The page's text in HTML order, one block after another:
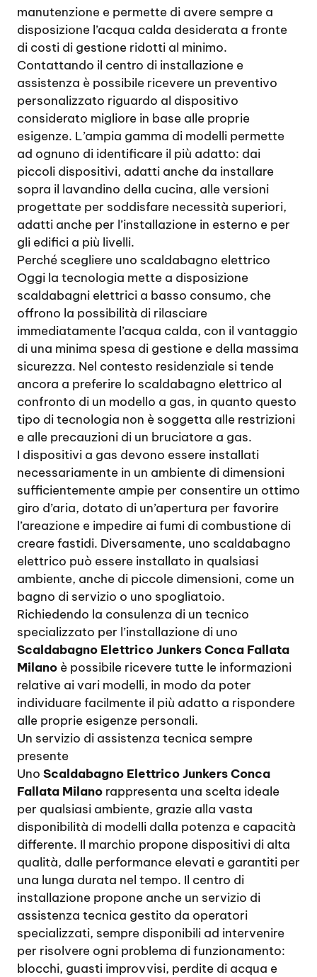
manutenzione e permette di avere sempre a
disposizione l’acqua calda desiderata a fronte
di costi di gestione ridotti al minimo.
Contattando il centro di installazione e
assistenza è possibile ricevere un preventivo
personalizzato riguardo al dispositivo
considerato migliore in base alle proprie
esigenze. L’ampia gamma di modelli permette
ad ognuno di identificare il più adatto: dai
piccoli dispositivi, adatti anche da installare
sopra il lavandino della cucina, alle versioni
progettate per soddisfare necessità superiori,
adatti anche per l’installazione in esterno e per
gli edifici a più livelli.
Perché scegliere uno scaldabagno elettrico
Oggi la tecnologia mette a disposizione
scaldabagni elettrici a basso consumo, che
offrono la possibilità di rilasciare
immediatamente l’acqua calda, con il vantaggio
di una minima spesa di gestione e della massima
sicurezza. Nel contesto residenziale si tende
ancora a preferire lo scaldabagno elettrico al
confronto di un modello a gas, in quanto questo
tipo di tecnologia non è soggetta alle restrizioni
e alle precauzioni di un bruciatore a gas.
I dispositivi a gas devono essere installati
necessariamente in un ambiente di dimensioni
sufficientemente ampie per consentire un ottimo
giro d’aria, dotato di un’apertura per favorire
l’areazione e impedire ai fumi di combustione di
creare fastidi. Diversamente, uno scaldabagno
elettrico può essere installato in qualsiasi
ambiente, anche di piccole dimensioni, come un
bagno di servizio o uno spogliatoio.
Richiedendo la consulenza di un tecnico
specializzato per l’installazione di uno
Scaldabagno Elettrico Junkers Conca Fallata
Milano è possibile ricevere tutte le informazioni
relative ai vari modelli, in modo da poter
individuare facilmente il più adatto a rispondere
alle proprie esigenze personali.
Un servizio di assistenza tecnica sempre
presente
Uno Scaldabagno Elettrico Junkers Conca
Fallata Milano rappresenta una scelta ideale
per qualsiasi ambiente, grazie alla vasta
disponibilità di modelli dalla potenza e capacità
differente. Il marchio propone dispositivi di alta
qualità, dalle performance elevati e garantiti per
una lunga durata nel tempo. Il centro di
installazione propone anche un servizio di
assistenza tecnica gestito da operatori
specializzati, sempre disponibili ad intervenire
per risolvere ogni problema di funzionamento:
blocchi, guasti improvvisi, perdite di acqua e